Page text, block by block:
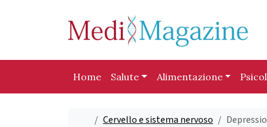
Home Salute Alimentazione
Home
Cervello e sistema nervoso